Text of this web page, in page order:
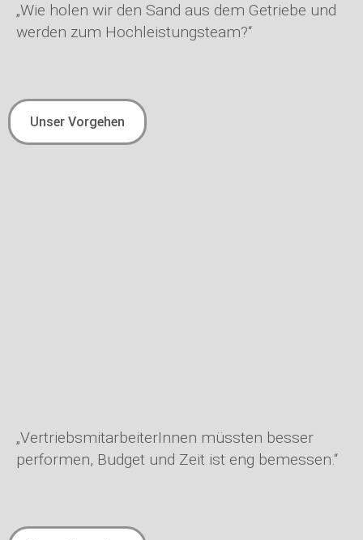
„Wie holen wir den Sand aus dem Getriebe und
werden zum Hochleistungsteam?“
Unser Vorgehen
„VertriebsmitarbeiterInnen müssten besser
performen, Budget und Zeit ist eng bemessen.“